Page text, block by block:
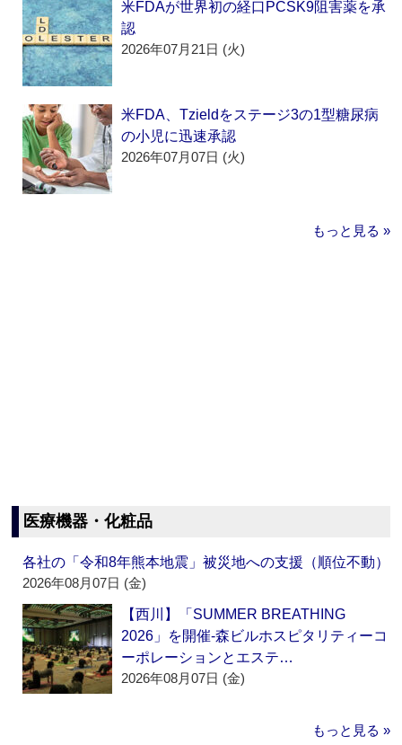
米FDAが世界初の経口PCSK9阻害薬を承
認
2026年07月21日 (火)
米FDA、Tzieldをステージ3の1型糖尿病
の小児に迅速承認
2026年07月07日 (火)
もっと見る »
医療機器・化粧品
各社の「令和8年熊本地震」被災地への支援（順位不動）
2026年08月07日 (金)
【西川】「SUMMER BREATHING
2026」を開催‐森ビルホスピタリティーコ
ーポレーションとエステ…
2026年08月07日 (金)
もっと見る »